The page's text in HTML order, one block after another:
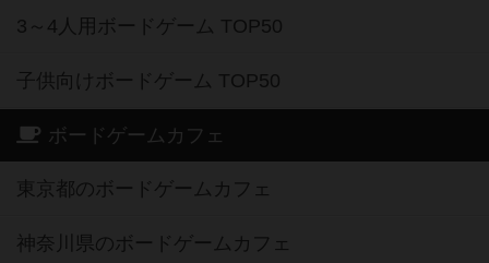
3～4人用ボードゲーム TOP50
子供向けボードゲーム TOP50
ボードゲームカフェ
東京都のボードゲームカフェ
神奈川県のボードゲームカフェ